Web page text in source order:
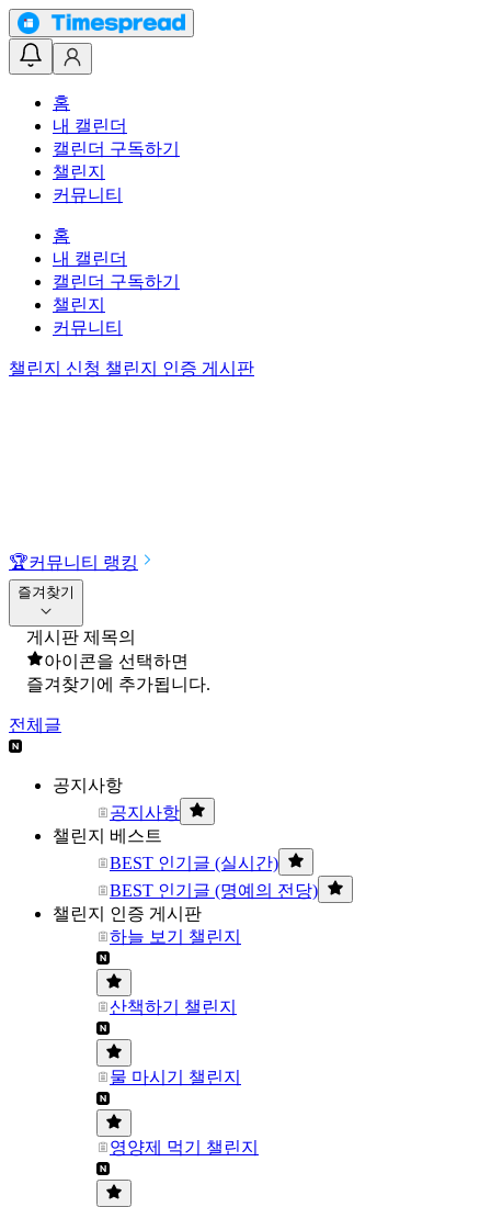
홈
내 캘린더
캘린더 구독하기
챌린지
커뮤니티
홈
내 캘린더
캘린더 구독하기
챌린지
커뮤니티
챌린지 신청 챌린지 인증 게시판
🏆커뮤니티 랭킹
즐겨찾기
게시판 제목의
아이콘을 선택하면
즐겨찾기에 추가됩니다.
전체글
공지사항
공지사항
챌린지 베스트
BEST 인기글 (실시간)
BEST 인기글 (명예의 전당)
챌린지 인증 게시판
하늘 보기 챌린지
산책하기 챌린지
물 마시기 챌린지
영양제 먹기 챌린지